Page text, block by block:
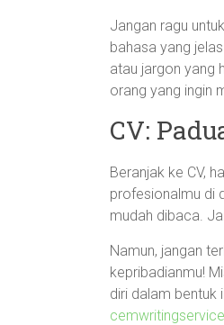
Jangan ragu
bahasa yang
atau jargon yang
orang yang ingin
CV:
Beranjak ke CV,
profesionalmu di
mudah dibaca.
Namun, jangan
kepribadianmu!
diri dalam bentuk